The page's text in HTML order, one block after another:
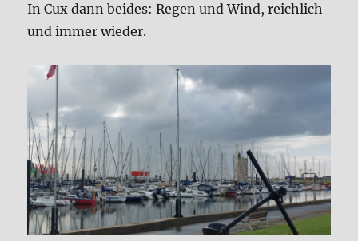
In Cux dann beides: Regen und Wind, reichlich
und immer wieder.